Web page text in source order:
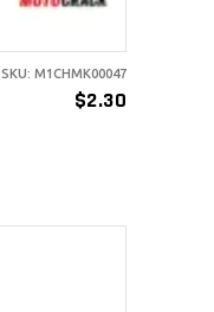
$2.30
SKU: M1CHMK00047